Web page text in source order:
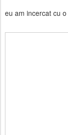
eu am incercat cu